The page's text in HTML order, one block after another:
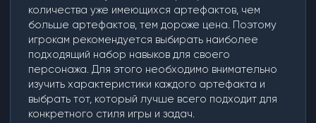
количества уже имеющихся артефактов, чем
больше артефактов, тем дороже цена. Поэтому
игрокам рекомендуется выбирать наиболее
подходящий набор навыков для своего
персонажа. Для этого необходимо внимательно
изучить характеристики каждого артефакта и
выбрать тот, который лучше всего подходит для
конкретного стиля игры и задач.